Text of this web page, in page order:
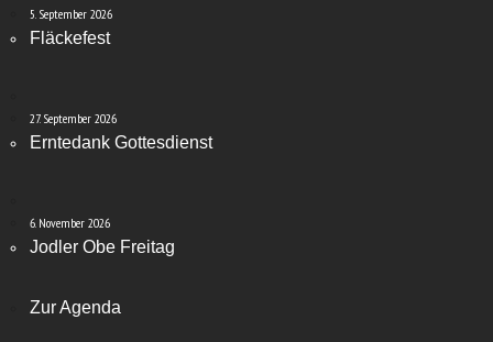
5. September 2026
Fläckefest
27. September 2026
Erntedank Gottesdienst
6. November 2026
Jodler Obe Freitag
Zur Agenda